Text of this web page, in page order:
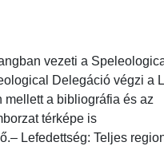
vezeti a
Delegáció végzi a
a bibliográfia és az
térképe is
Lefedettség: Teljes